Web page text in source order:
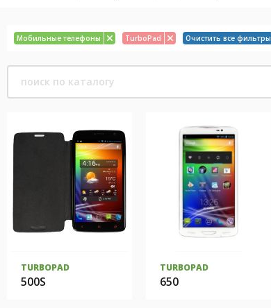
Мобильные телефоны TurboPad Очистить все фильтры
TURBOPAD
500S
TURBOPAD
650